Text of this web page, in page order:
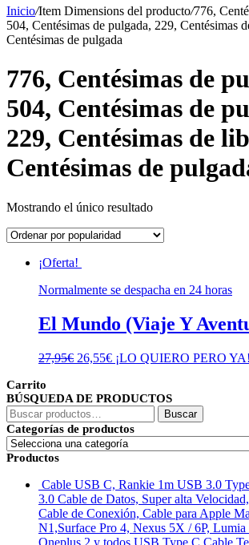
Inicio/Item Dimensions del producto/776,
504, Centésimas de pulgada, 229, Centésimas
Centésimas de pulgada
776, Centésimas de
504, Centésimas de
229, Centésimas de
Centésimas de
Mostrando el único resultado
¡Oferta!
Normalmente se despacha en 24 horas
El Mundo (Viaje Y
27,95€ El
era:
27,95€.
26,55€El
es:
¡LO QUIERO PERO YA!
Carrito
BÚSQUEDA DE PRODUCTOS
Buscar
por:
Buscar
Categorías de productos
Productos
Cable USB C, Rankie 1m USB 3.0
3.0 Cable de Datos, Super alta
Cable de Conexión, Cable para Apple
N1,Surface Pro 4, Nexus 5X / 6P,
Oneplus 2 y todos USB Type C Cable